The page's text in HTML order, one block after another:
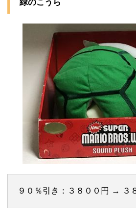
緑のこうら
９０％引き：３８００円 → ３